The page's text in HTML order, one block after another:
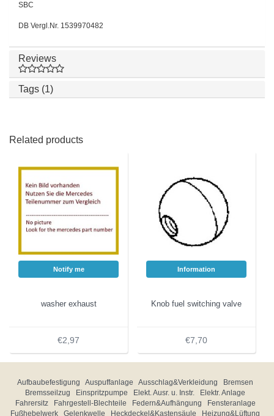
SBC
DB Vergl.Nr. 1539970482
Reviews
Tags (1)
Related products
Notify me
washer exhaust
€2,97
Information
Knob fuel switching valve
€7,70
Aufbaubefestigung Auspuffanlage Ausschlag&Verkleidung
Bremsen
Bremsseilzug
Einspritzpumpe Elekt. Ausr. u. Instr.
Elektr. Anlage
Fahrersitz
Fahrgestell-Blechteile Federn&Aufhängung
Fensteranlage
Fußhebelwerk
Gelenkwelle Heckdeckel&Kastensäule
Heizung&Lüftung